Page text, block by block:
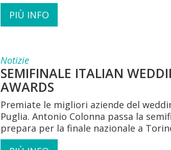
PIÙ INFO
Notizie
SEMIFINALE ITALIAN
AWARDS
Premiate le migliori aziende del
Puglia. Antonio Colonna passa la
prepara per la finale nazionale a